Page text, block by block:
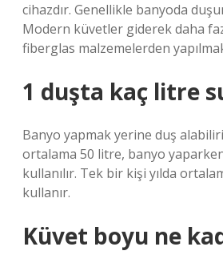
cihazdır. Genellikle banyoda
Modern küvetler giderek daha
fiberglas malzemelerden
1 duşta kaç litre
Banyo yapmak yerine duş
ortalama 50 litre, banyo
kullanılır. Tek bir kişi yılda
kullanır.
Küvet boyu ne